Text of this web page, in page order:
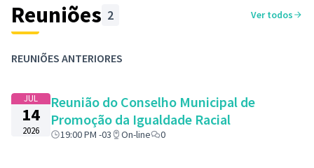
Reuniões 2 Ver todos
REUNIÕES ANTERIORES
JUL
14
2026
Reunião do Conselho Municipal de
Promoção da Igualdade Racial
19:00 PM -03 On-line 0